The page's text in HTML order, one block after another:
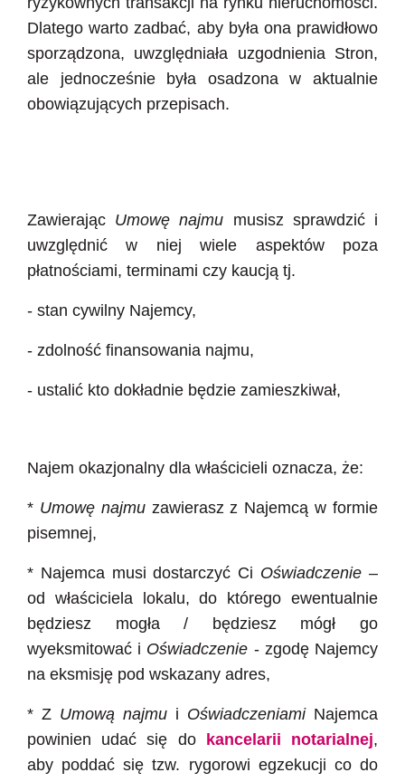
Dlatego warto zadbać, aby była ona prawidłowo
sporządzona, uwzględniała uzgodnienia Stron,
ale jednocześnie była osadzona w aktualnie
obowiązujących przepisach.
Zawierając Umowę najmu musisz sprawdzić i
uwzględnić w niej wiele aspektów poza
płatnościami, terminami czy kaucją tj.
- stan cywilny Najemcy,
- zdolność finansowania najmu,
- ustalić kto dokładnie będzie zamieszkiwał,
Najem okazjonalny dla właścicieli oznacza, że:
* Umowę najmuzawierasz z Najemcą w formie
pisemnej,
* Najemca musi dostarczyć Ci Oświadczenie –
od właściciela lokalu, do którego ewentualnie
będziesz mogła / będziesz mógł go
wyeksmitować i Oświadczenie - zgodę Najemcy
na eksmisję pod wskazany adres,
* Z Umową najmu i OświadczeniamiNajemca
powinien udać się do
kancelarii notarialnej,
aby poddać się tzw. rygorowi egzekucji co do